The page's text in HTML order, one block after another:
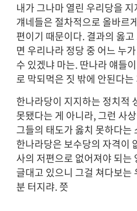
내가 그나마 열린 우리당을
걔네들은 절차적으로 올바르
편이기 때문이다. 결과의 옳
면 우리나라 정당 중 어느 누
수 있겠냐 마는. 딴나라 얘들
로 막되먹은 짓 밖에 안된다는
한나라당이 지지하는 정치적
못됐다는 게 아니라, 그런 사
그들의 태도가 옳치 못하다는
한나라당은 보수당의 자격이
사의 저편으로 없어져야 되는
글대고 있으니 그걸 쳐다보는
분 터지랴. 쯧